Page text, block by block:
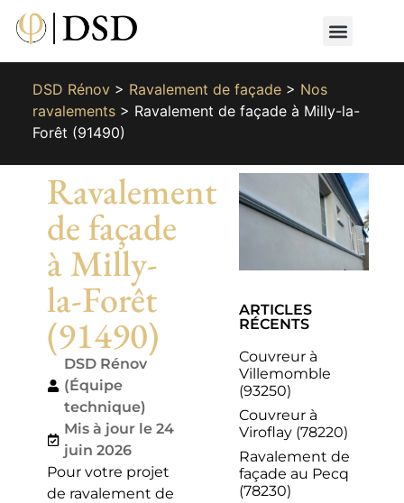
DSD Rénov> Ravalement de façade> Nos
ravalements> Ravalement de façade à Milly-la-
Forêt (91490)
Ravalement
de façade
à Milly-
la-Forêt
(91490)
DSD Rénov
(Équipe
technique)
Mis à jour le 24
juin 2026
Pour votre projet
de ravalement de
ARTICLES
RÉCENTS
Couvreur à
Villemomble
(93250)
Couvreur à
Viroflay (78220)
Ravalement de
façade au Pecq
(78230)